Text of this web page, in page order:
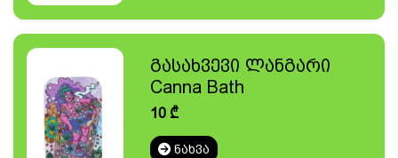
გასახვევი ლანგარი
Canna Bath
10 ₾
ᲜᲐᲮᲕᲐ